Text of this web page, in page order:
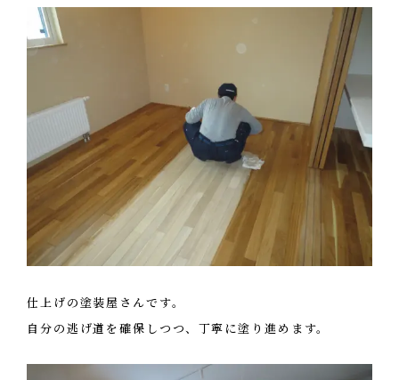
仕上げの塗装屋さんです。
自分の逃げ道を確保しつつ、丁寧に塗り進めます。